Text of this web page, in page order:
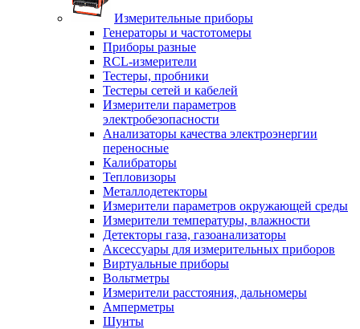
Измерительные приборы
Генераторы и частотомеры
Приборы разные
RCL-измерители
Тестеры, пробники
Тестеры сетей и кабелей
Измерители параметров
электробезопасности
Анализаторы качества электроэнергии
переносные
Калибраторы
Тепловизоры
Металлодетекторы
Измерители параметров окружающей среды
Измерители температуры, влажности
Детекторы газа, газоанализаторы
Аксессуары для измерительных приборов
Виртуальные приборы
Вольтметры
Измерители расстояния, дальномеры
Амперметры
Шунты